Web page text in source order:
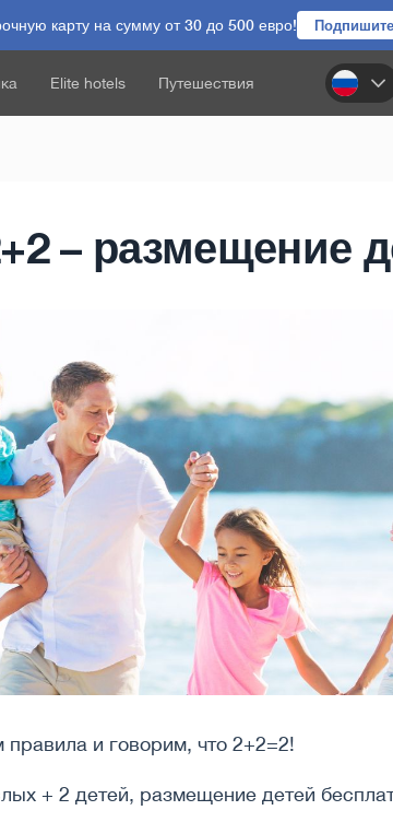
карту на сумму от 30 до 500 евро!
Elite hotels Путешествия
– размещение
и говорим, что 2+2=2!
+ 2 детей, размещение детей